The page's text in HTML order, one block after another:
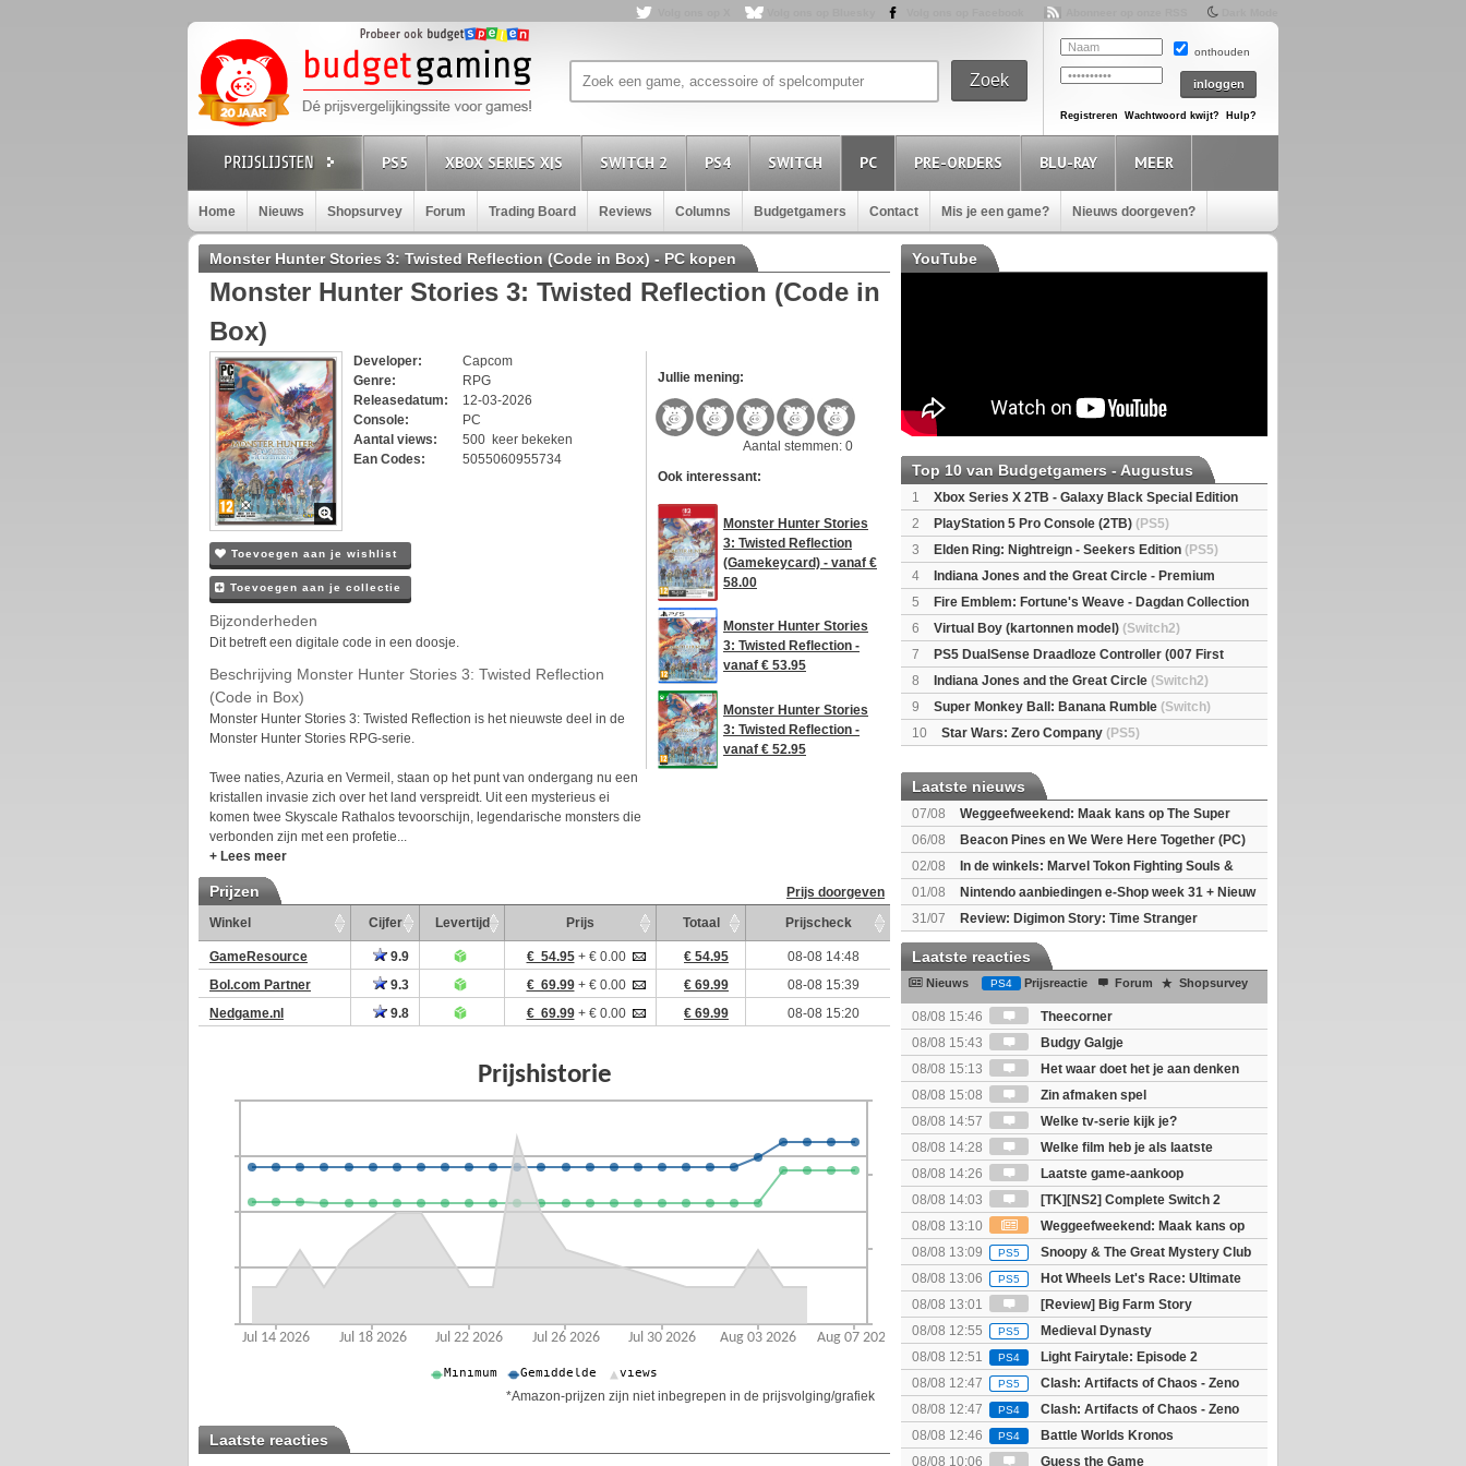
onthouden
Registreren Wachtwoord kwijt? Hulp?
PS5 XBOX SERIES X|S SWITCH 2 PS4 SWITCH PC PRE-ORDERS BLU-RAY MEER
Home Nieuws Shopsurvey Forum Trading Board Reviews Columns Budgetgamers Contact Mis je een game? Nieuws doorgeven?
Monster Hunter Stories 3: Twisted Reflection (Code in Box) - PC kopen
Monster Hunter Stories 3: Twisted Reflection (Code in
Box)
Developer:
Capcom
Genre:
RPG
Releasedatum:
12-03-2026
Console:
PC
Aantal views:
500 keer bekeken
Ean Codes:
5055060955734
Toevoegen aan je wishlist
Toevoegen aan je collectie
Bijzonderheden
Dit betreft een digitale code in een doosje.
Beschrijving Monster Hunter Stories 3: Twisted Reflection
(Code in Box)
Monster Hunter Stories 3: Twisted Reflection is het nieuwste deel in de
Monster Hunter Stories RPG-serie.
Twee naties, Azuria en Vermeil, staan op het punt van ondergang nu een
kristallen invasie zich over het land verspreidt. Uit een mysterieus ei
komen twee Skyscale Rathalos tevoorschijn, legendarische monsters die
verbonden zijn met een profetie...
+ Lees meer
Jullie mening:
Aantal stemmen: 0
Ook interessant:
Monster Hunter Stories
3: Twisted Reflection
(Gamekeycard) - vanaf €
58.00
Monster Hunter Stories
3: Twisted Reflection -
vanaf € 53.95
Monster Hunter Stories
3: Twisted Reflection -
vanaf € 52.95
Prijzen
Prijs doorgeven
Winkel
Cijfer Levertijd Prijs Totaal Prijscheck
GameResource 9.9 € 54.95+ € 0.00 € 54.95
08-08 14:48
Bol.com Partner
9.3 € 69.99+ € 0.00 € 69.99
08-08 15:39
Nedgame.nl
9.8 € 69.99+ € 0.00 € 69.99 08-08 15:20
*Amazon-prijzen zijn niet inbegrepen in de prijsvolging/grafiek
Laatste reacties
YouTube
Top 10 van Budgetgamers - Augustus
1
Xbox Series X 2TB - Galaxy Black Special Edition
(XboxSeriesX)
2 PlayStation 5 Pro Console (2TB) (PS5)
3
Elden Ring: Nightreign - Seekers Edition (PS5)
4
Indiana Jones and the Great Circle - Premium
Edition (PS5)
5
Fire Emblem: Fortune's Weave - Dagdan Collection
(Switch2)
6 Virtual Boy (kartonnen model) (Switch2)
7
PS5 DualSense Draadloze Controller (007 First
Light Limited Edition)(PS5)
8 Indiana Jones and the Great Circle (Switch2)
9
Super Monkey Ball: Banana Rumble (Switch)
10
Star Wars: Zero Company (PS5)
Laatste nieuws
07/08
Weggeefweekend: Maak kans op The Super
Mario Galaxy movie (2x)!
06/08
Beacon Pines en We Were Here Together (PC)
Gratis
02/08
In de winkels: Marvel Tokon Fighting Souls &
Beast of Reincarnation
01/08
Nintendo aanbiedingen e-Shop week 31 + Nieuw
voor Switch 2
31/07 Review: Digimon Story: Time Stranger
Laatste reacties
Nieuws PS4 Prijsreactie Forum Shopsurvey
08/08 15:46
Theecorner
08/08 15:43
Budgy Galgje
08/08 15:13
Het waar doet het je aan denken
spel! (3 posts wachten!)
08/08 15:08
Zin afmaken spel
08/08 14:57
Welke tv-serie kijk je?
08/08 14:28
Welke film heb je als laatste
gezien?
08/08 14:26
Laatste game-aankoop
08/08 14:03
[TK][NS2] Complete Switch 2
collectie
08/08 13:10
Weggeefweekend: Maak kans op
The Super Mario Galaxy movie (2x)!
08/08 13:09 PS5
Snoopy & The Great Mystery Club
08/08 13:06
PS5
Hot Wheels Let's Race: Ultimate
Speed!
08/08 13:01
[Review] Big Farm Story
(uitgespeeld op SteamDeck)
08/08 12:55 PS5
Medieval Dynasty
08/08 12:51
PS4
Light Fairytale: Episode 2
08/08 12:47
PS5
Clash: Artifacts of Chaos - Zeno
Edition
08/08 12:47 PS4
Clash: Artifacts of Chaos - Zeno
Edition
08/08 12:46 PS4
Battle Worlds Kronos
08/08 10:06
Guess the Game